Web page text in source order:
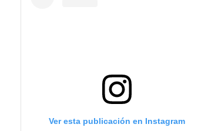
Ver esta publicación en Instagram